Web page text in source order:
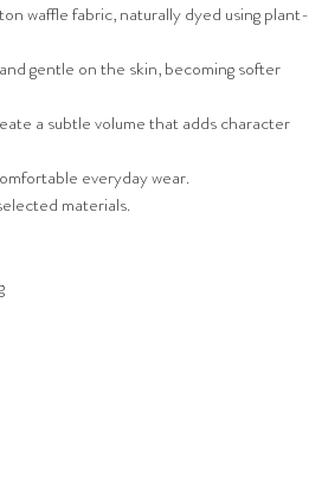
waffle fabric, naturally dyed using plant-
gentle on the skin, becoming softer
a subtle volume that adds character
everyday wear.
materials.